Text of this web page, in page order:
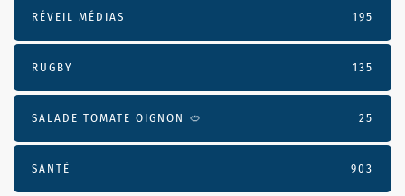
RÉVEIL MÉDIAS 195
RUGBY 135
SALADE TOMATE OIGNON 🥙 25
SANTÉ 903